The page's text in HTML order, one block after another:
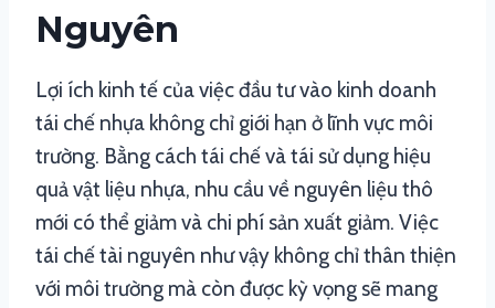
Nguyên
Lợi ích kinh tế của việc đầu tư vào kinh doanh
tái chế nhựa không chỉ giới hạn ở lĩnh vực môi
trường. Bằng cách tái chế và tái sử dụng hiệu
quả vật liệu nhựa, nhu cầu về nguyên liệu thô
mới có thể giảm và chi phí sản xuất giảm. Việc
tái chế tài nguyên như vậy không chỉ thân thiện
với môi trường mà còn được kỳ vọng sẽ mang